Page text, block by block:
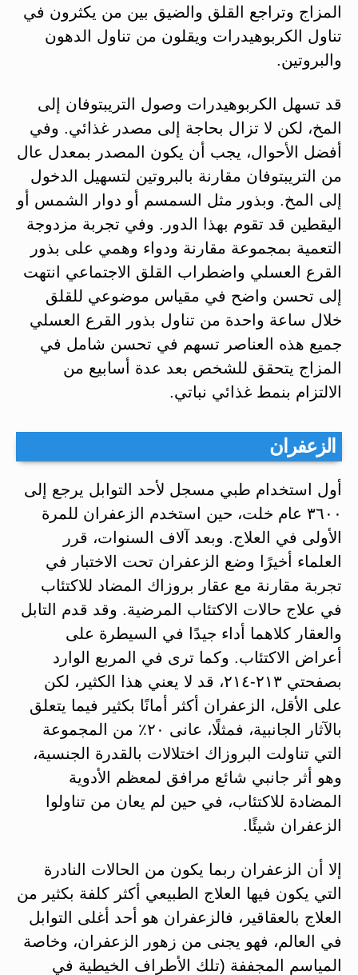
المزاج وتراجع القلق والضيق بين من يكثرون في
تناول الكربوهيدرات ويقلون من تناول الدهون
والبروتين.
قد تسهل الكربوهيدرات وصول التريبتوفان إلى
المخ، لكن لا تزال بحاجة إلى مصدر غذائي. وفي
أفضل الأحوال، يجب أن يكون المصدر بمعدل عال
من التريبتوفان مقارنة بالبروتين لتسهيل الدخول
إلى المخ. وبذور مثل السمسم أو دوار الشمس أو
اليقطين قد تقوم بهذا الدور. وفي تجربة مزدوجة
التعمية بمجموعة مقارنة ودواء وهمي على بذور
القرع العسلي واضطراب القلق الاجتماعي انتهت
إلى تحسن واضح في مقياس موضوعي للقلق
خلال ساعة واحدة من تناول بذور القرع العسلي
جميع هذه العناصر تسهم في تحسن شامل في
المزاج يتحقق للشخص بعد عدة أسابيع من
الالتزام بنمط غذائي نباتي.
الزعفران
أول استخدام طبي مسجل لأحد التوابل يرجع إلى
٣٦٠٠ عام خلت، حين استخدم الزعفران للمرة
الأولى في العلاج. وبعد آلاف السنوات، قرر
العلماء أخيرًا وضع الزعفران تحت الاختبار في
تجربة مقارنة مع عقار بروزاك المضاد للاكتئاب
في علاج حالات الاكتئاب المرضية. وقد قدم التابل
والعقار كلاهما أداء جيدًا في السيطرة على
أعراض الاكتئاب. وكما ترى في المربع الوارد
بصفحتي ٢١٣-٢١٤، قد لا يعني هذا الكثير، لكن
على الأقل، الزعفران أكثر أمانًا بكثير فيما يتعلق
بالآثار الجانبية، فمثلًا، عانى ٢٠٪ من المجموعة
التي تناولت البروزاك اختلالات بالقدرة الجنسية،
وهو أثر جانبي شائع مرافق لمعظم الأدوية
المضادة للاكتئاب، في حين لم يعان من تناولوا
الزعفران شيئًا.
إلا أن الزعفران ربما يكون من الحالات النادرة
التي يكون فيها العلاج الطبيعي أكثر كلفة بكثير من
العلاج بالعقاقير، فالزعفران هو أحد أغلى التوابل
في العالم، فهو يجنى من زهور الزعفران، وخاصة
المياسم المجففة (تلك الأطراف الخيطية في